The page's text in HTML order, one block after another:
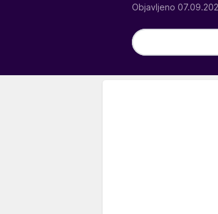
Objavljeno